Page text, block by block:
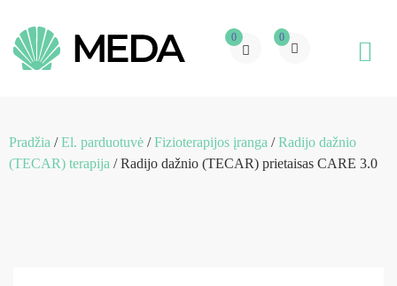
0 0
Pradžia /El. parduotuvė /Fizioterapijos įranga /Radijo dažnio
(TECAR) terapija / Radijo dažnio (TECAR) prietaisas CARE 3.0